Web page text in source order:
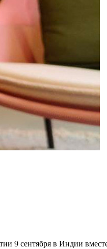
9 сентября в Индии